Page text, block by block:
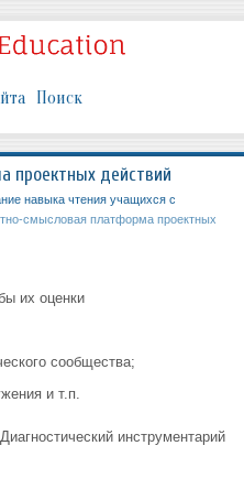
Поиск
проектных действий
навыка чтения учащихся с
смысловая платформа проектных
их оценки
сообщества;
и т.п.
Диагностический инструментарий